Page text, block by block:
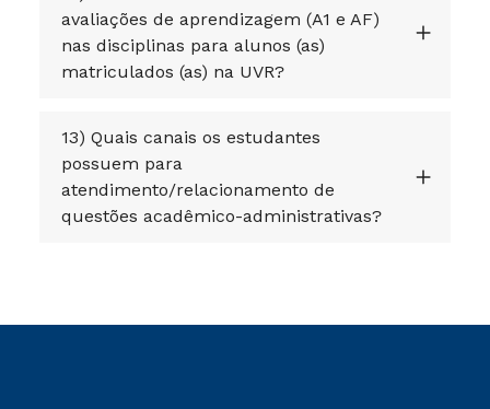
avaliações de aprendizagem (A1 e AF)
nas disciplinas para alunos (as)
matriculados (as) na UVR?
13) Quais canais os estudantes
possuem para
atendimento/relacionamento de
questões acadêmico-administrativas?